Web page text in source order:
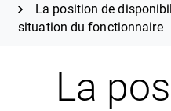
La position de
situation du fonctionnaire
La